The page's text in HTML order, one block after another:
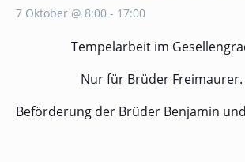
7 Oktober @ 8:00 - 17:00
Tempelarbeit im
Nur für Brüder Freimaurer.
Beförderung der Brüder Benjamin